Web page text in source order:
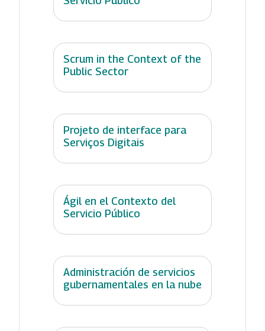
Scrum in the Context of the
Public Sector
Projeto de interface para
Serviços Digitais
Ágil en el Contexto del
Servicio Público
Administración de servicios
gubernamentales en la nube